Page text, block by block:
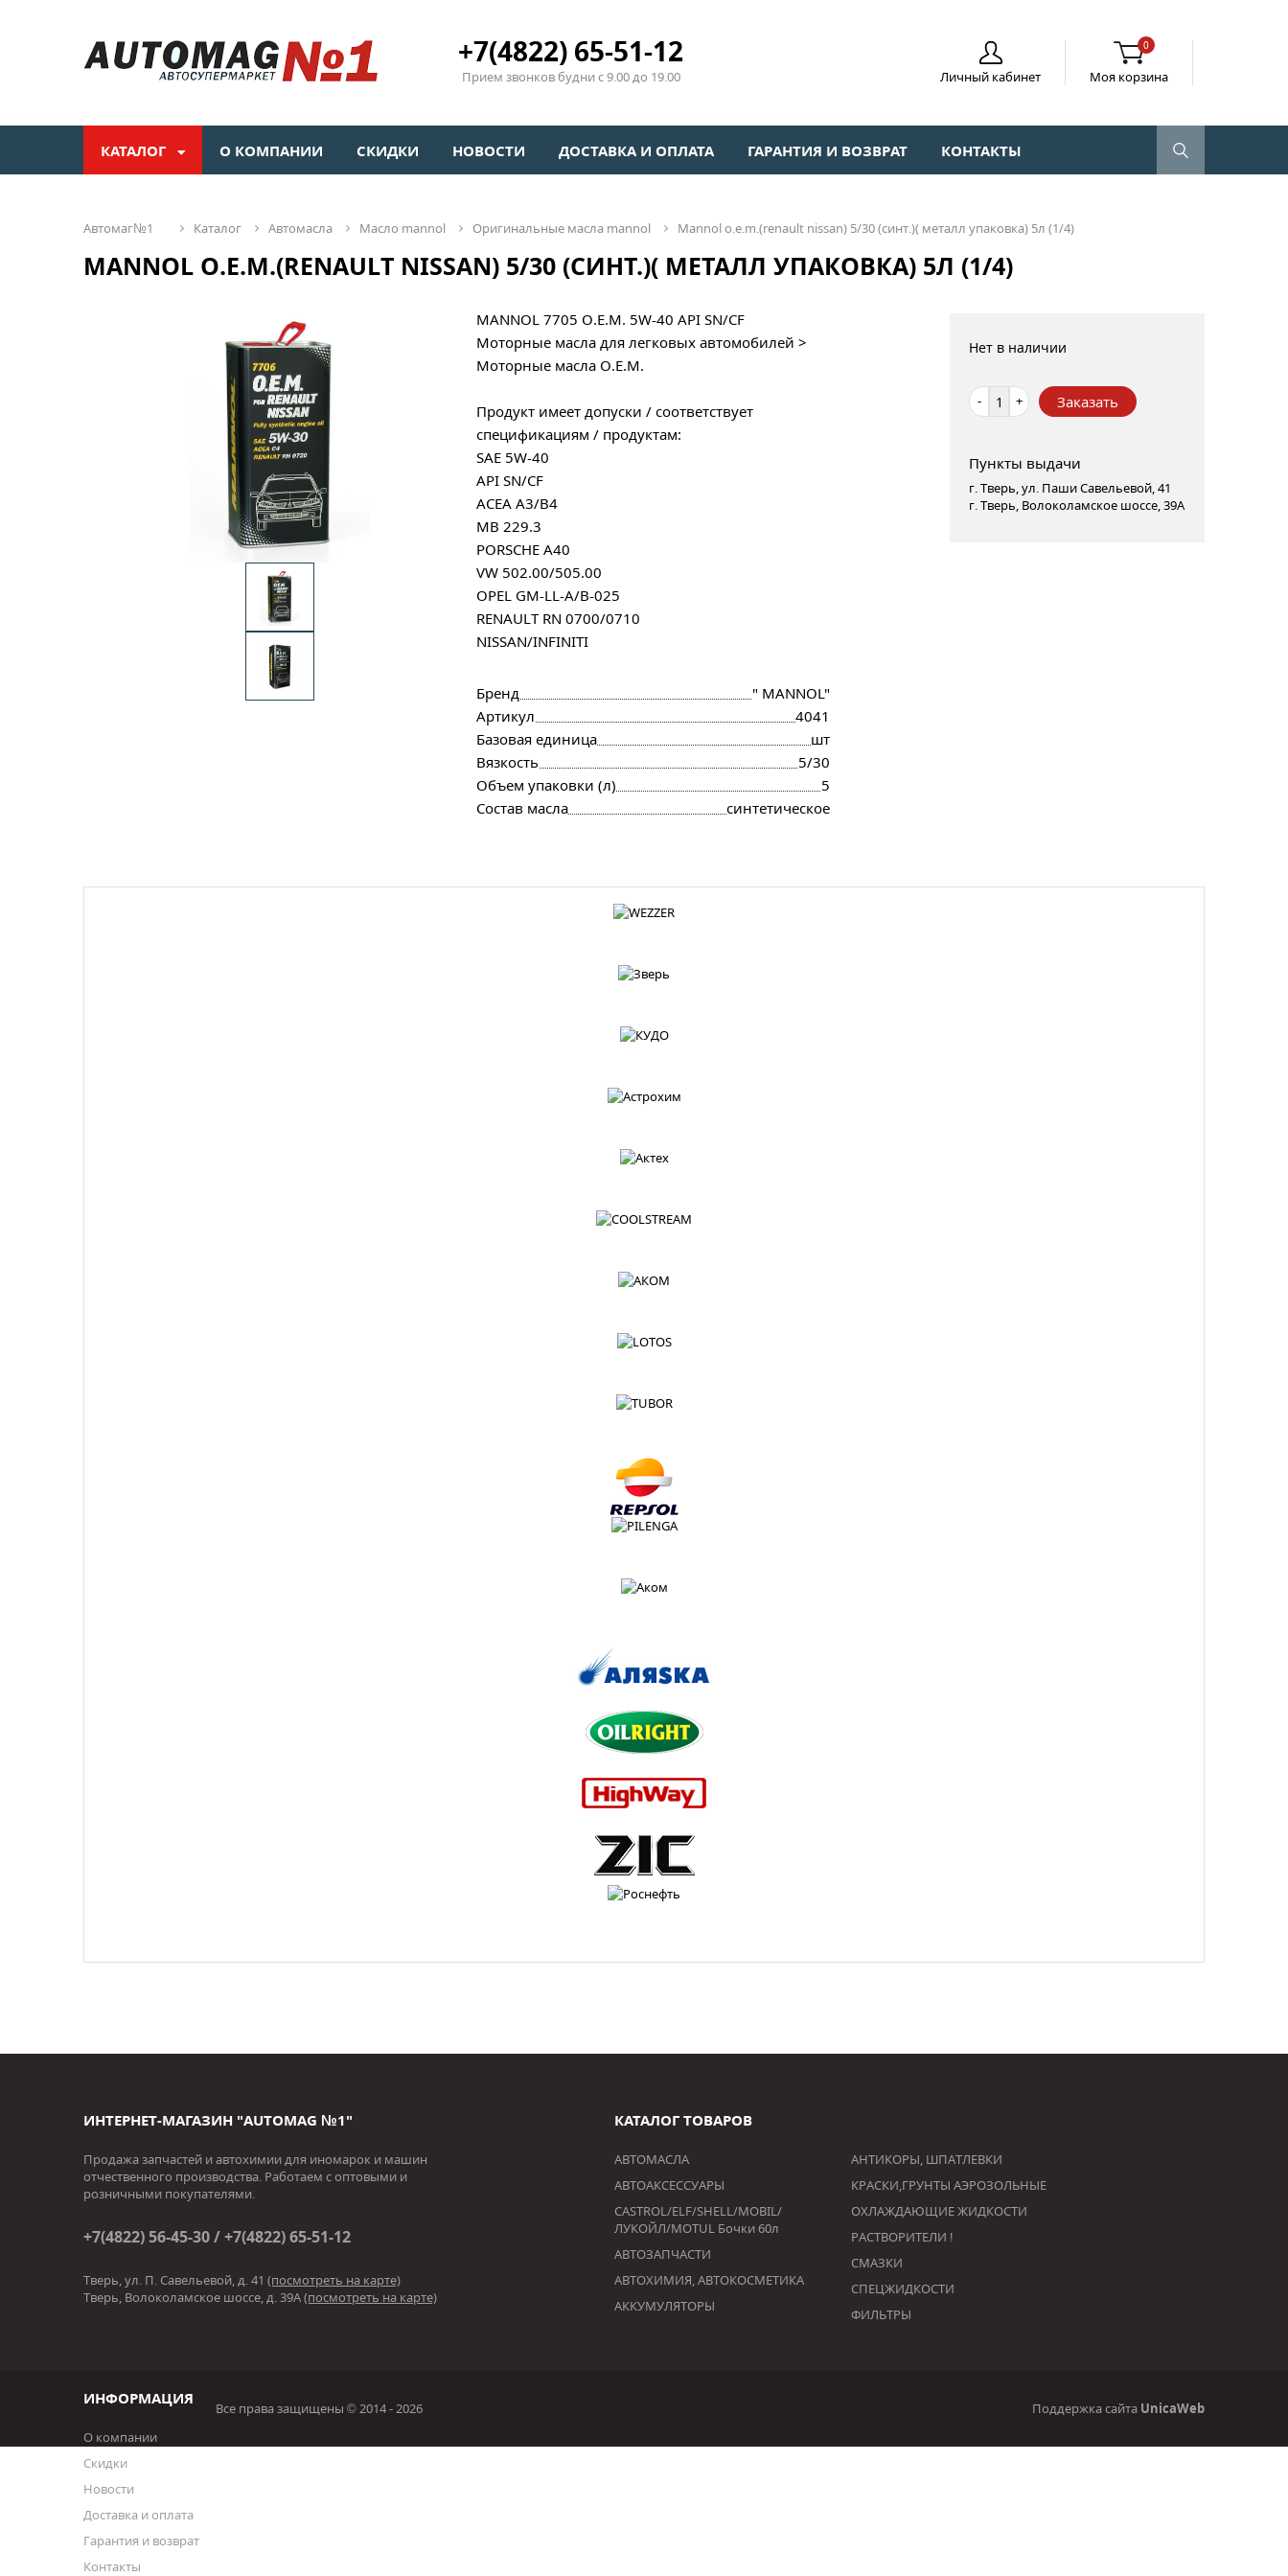
+7(4822) 65-51-12
Прием звонков будни с 9.00 до 19.00 Личный кабинет
0
Моя корзина
КАТАЛОГ О КОМПАНИИ СКИДКИ НОВОСТИ ДОСТАВКА И ОПЛАТА ГАРАНТИЯ И ВОЗВРАТ КОНТАКТЫ
автомаг№1 каталог автомасла масло mannol оригинальные масла mannol mannol o.e.m.(renault nissan) 5/30 (синт.)( металл упаковка) 5л (1/4)
MANNOL O.E.M.(RENAULT NISSAN) 5/30 (СИНТ.)( МЕТАЛЛ УПАКОВКА) 5Л (1/4)
MANNOL 7705 O.E.M. 5W-40 API SN/CF
Моторные масла для легковых автомобилей >
Моторные масла O.E.M.
Продукт имеет допуски / соответствует
спецификациям / продуктам:
SAE 5W-40
API SN/CF
ACEA A3/B4
MB 229.3
PORSCHE A40
VW 502.00/505.00
OPEL GM-LL-A/B-025
RENAULT RN 0700/0710
NISSAN/INFINITI
Бренд
" MANNOL"
Артикул
4041
Базовая единица
шт
Вязкость
5/30
Объем упаковки (л)
5
Состав масла
синтетическое
Нет в наличии
- + Заказать
Пункты выдачи
г. Тверь, ул. Паши Савельевой, 41
г. Тверь, Волоколамское шоссе, 39А
ИНТЕРНЕТ-МАГАЗИН "AUTOMAG №1"
Продажа запчастей и автохимии для иномарок и машин
отчественного производства. Работаем с оптовыми и
розничными покупателями.
+7(4822) 56-45-30 / +7(4822) 65-51-12
Тверь, ул. П. Савельевой, д. 41 (посмотреть на карте)
Тверь, Волоколамское шоссе, д. 39А(посмотреть на карте)
КАТАЛОГ ТОВАРОВ
АВТОМАСЛА
АВТОАКСЕССУАРЫ
CASTROL/ELF/SHELL/MOBIL/
ЛУКОЙЛ/MOTUL Бочки 60л
АВТОЗАПЧАСТИ
АВТОХИМИЯ, АВТОКОСМЕТИКА
АККУМУЛЯТОРЫ
АНТИКОРЫ, ШПАТЛЕВКИ
КРАСКИ,ГРУНТЫ АЭРОЗОЛЬНЫЕ
ОХЛАЖДАЮЩИЕ ЖИДКОСТИ
РАСТВОРИТЕЛИ !
СМАЗКИ
СПЕЦЖИДКОСТИ
ФИЛЬТРЫ
ИНФОРМАЦИЯ
О компании
Скидки
Новости
Доставка и оплата
Гарантия и возврат
Контакты
Все права защищены © 2014 - 2026 Поддержка сайта UnicaWeb